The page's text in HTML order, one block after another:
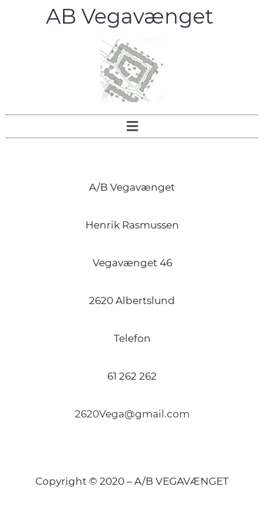
AB Vegavænget
A/B Vegavænget
Henrik Rasmussen
Vegavænget 46
2620 Albertslund
Telefon
61 262 262
2620Vega@gmail.com
Copyright © 2020 – A/B VEGAVÆNGET